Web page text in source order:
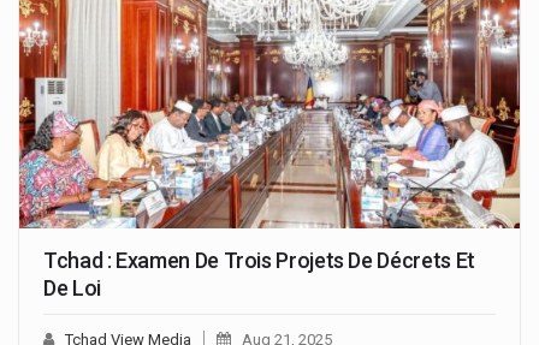
Tchad : Examen De Trois Projets De Décrets Et
De Loi
Tchad View Media Aug 21, 2025